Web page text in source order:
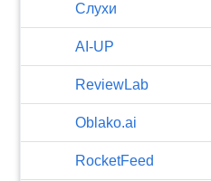
Слухи
AI-UP
ReviewLab
Oblako.ai
RocketFeed